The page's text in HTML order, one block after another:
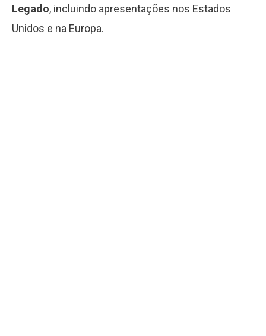
Legado, incluindo apresentações nos Estados
Unidos e na Europa.